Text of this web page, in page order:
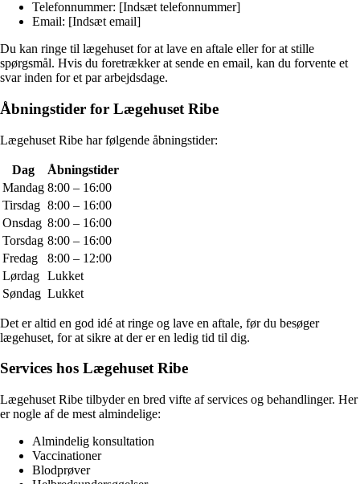
Telefonnummer: [Indsæt telefonnummer]
Email: [Indsæt email]
Du kan ringe til lægehuset for at lave en aftale eller for at stille
spørgsmål. Hvis du foretrækker at sende en email, kan du forvente et
svar inden for et par arbejdsdage.
Åbningstider for Lægehuset Ribe
Lægehuset Ribe har følgende åbningstider:
Dag
Åbningstider
Mandag 8:00 – 16:00
Tirsdag 8:00 – 16:00
Onsdag 8:00 – 16:00
Torsdag 8:00 – 16:00
Fredag
8:00 – 12:00
Lørdag Lukket
Søndag Lukket
Det er altid en god idé at ringe og lave en aftale, før du besøger
lægehuset, for at sikre at der er en ledig tid til dig.
Services hos Lægehuset Ribe
Lægehuset Ribe tilbyder en bred vifte af services og behandlinger. Her
er nogle af de mest almindelige:
Almindelig konsultation
Vaccinationer
Blodprøver